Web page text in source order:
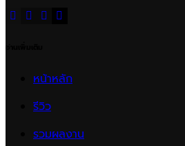
หน้าหลัก
รีวิว
รวมผลงาน